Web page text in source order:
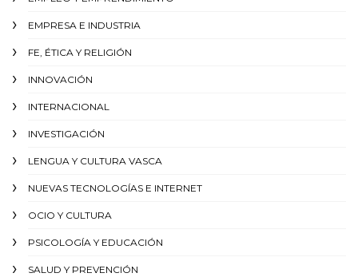
EMPRESA E INDUSTRIA
FE, ÉTICA Y RELIGIÓN
INNOVACIÓN
INTERNACIONAL
INVESTIGACIÓN
LENGUA Y CULTURA VASCA
NUEVAS TECNOLOGÍAS E INTERNET
OCIO Y CULTURA
PSICOLOGÍA Y EDUCACIÓN
SALUD Y PREVENCIÓN